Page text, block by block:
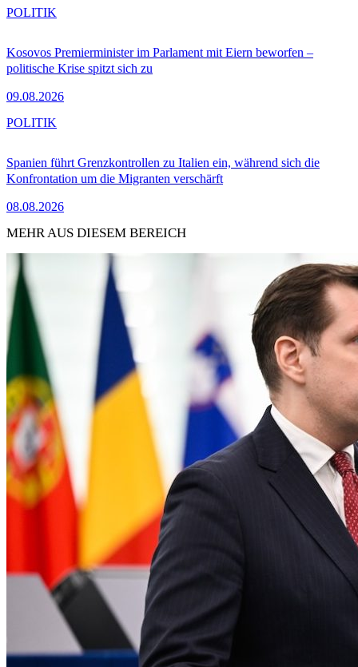
Kosovos Premierminister im Parlament mit Eiern beworfen –
politische Krise spitzt sich zu
09.08.2026
POLITIK
Spanien führt Grenzkontrollen zu Italien ein, während sich die
Konfrontation um die Migranten verschärft
08.08.2026
POLITIK
MEHR AUS DIESEM BEREICH